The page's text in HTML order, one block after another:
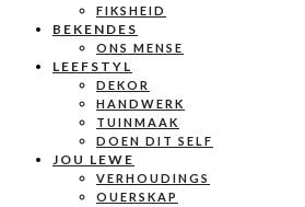
FIKSHEID
BEKENDES
ONS MENSE
LEEFSTYL
DEKOR
HANDWERK
TUINMAAK
DOEN DIT SELF
JOU LEWE
VERHOUDINGS
OUERSKAP